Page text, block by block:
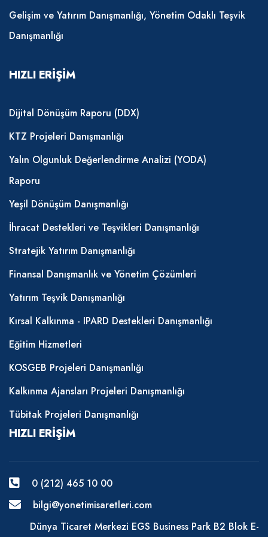
Gelişim ve Yatırım Danışmanlığı, Yönetim Odaklı Teşvik
Danışmanlığı
HIZLI ERIŞIM
Dijital Dönüşüm Raporu (DDX)
KTZ Projeleri Danışmanlığı
Yalın Olgunluk Değerlendirme Analizi (YODA)
Raporu
Yeşil Dönüşüm Danışmanlığı
İhracat Destekleri ve Teşvikleri Danışmanlığı
Stratejik Yatırım Danışmanlığı
Finansal Danışmanlık ve Yönetim Çözümleri
Yatırım Teşvik Danışmanlığı
Kırsal Kalkınma - IPARD Destekleri Danışmanlığı
Eğitim Hizmetleri
KOSGEB Projeleri Danışmanlığı
Kalkınma Ajansları Projeleri Danışmanlığı
Tübitak Projeleri Danışmanlığı
HIZLI ERIŞIM
0 (212) 465 10 00
bilgi@yonetimisaretleri.com
Dünya Ticaret Merkezi EGS Business Park B2 Blok E-